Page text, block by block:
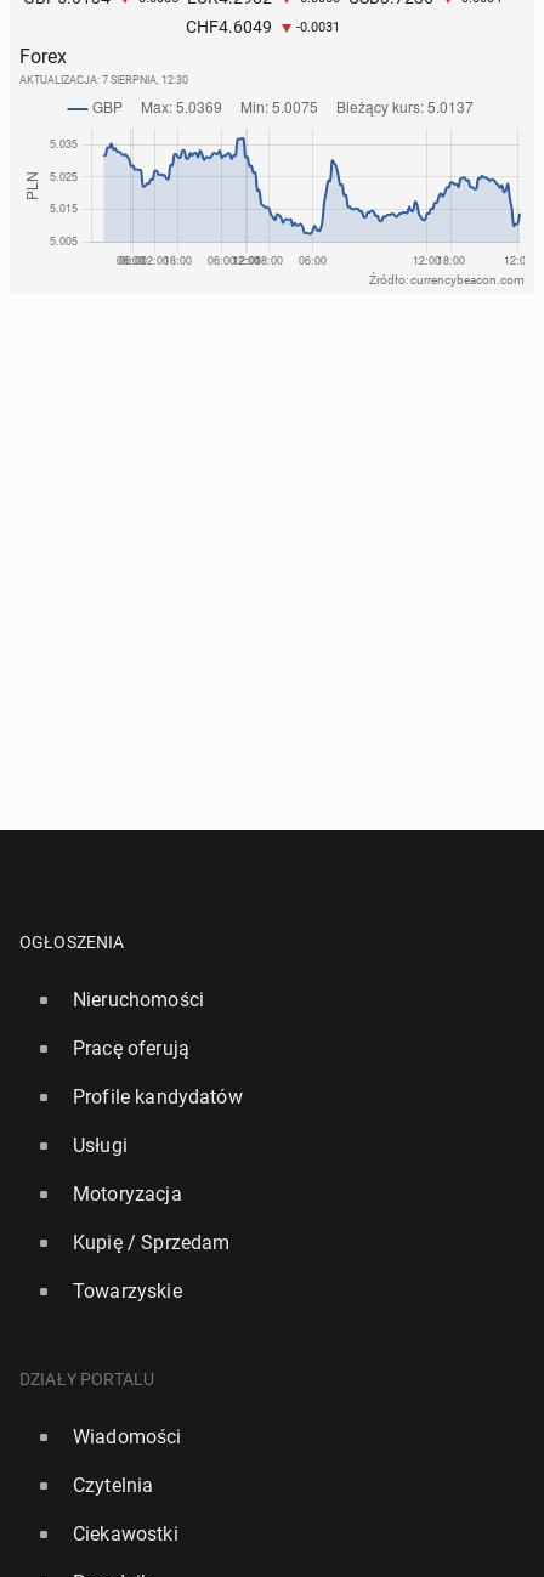
CHF4.6049 -0.0031
Forex
AKTUALIZACJA: 7 SIERPNIA, 12:30
Źródło: currencybeacon.com
OGŁOSZENIA
Nieruchomości
Pracę oferują
Profile kandydatów
Usługi
Motoryzacja
Kupię / Sprzedam
Towarzyskie
DZIAŁY PORTALU
Wiadomości
Czytelnia
Ciekawostki